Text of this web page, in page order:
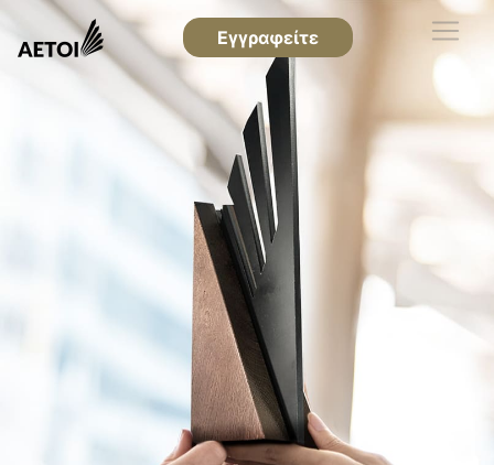
Εγγραφείτε